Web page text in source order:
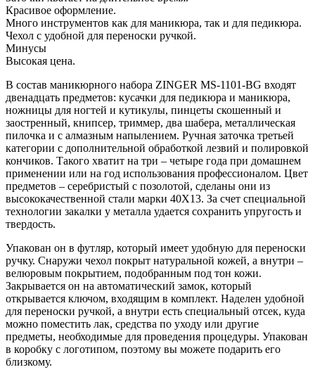
Красивое оформление.
Много инструментов как для маникюра, так и для педикюра.
Чехол с удобной для переноски ручкой.
Минусы
Высокая цена.
В состав маникюрного набора ZINGER MS-1101-BG входят
двенадцать предметов: кусачки для педикюра и маникюра,
ножницы для ногтей и кутикулы, пинцеты скошенный и
заостренный, книпсер, триммер, два шабера, металлическая
пилочка и с алмазным напылением. Ручная заточка третьей
категории с дополнительной обработкой лезвий и полировкой
кончиков. Такого хватит на три – четыре года при домашнем
применении или на год использования профессионалом. Цвет
предметов – серебристый с позолотой, сделаны они из
высококачественной стали марки 40Х13. За счет специальной
технологии закалки у металла удается сохранить упругость и
твердость.
Упакован он в футляр, который имеет удобную для переноски
ручку. Снаружи чехол покрыт натуральной кожей, а внутри –
велюровым покрытием, подобранным под тон кожи.
Закрывается он на автоматический замок, который
открывается ключом, входящим в комплект. Наделен удобной
для переноски ручкой, а внутри есть специальный отсек, куда
можно поместить лак, средства по уходу или другие
предметы, необходимые для проведения процедуры. Упакован
в коробку с логотипом, поэтому вы можете подарить его
близкому.